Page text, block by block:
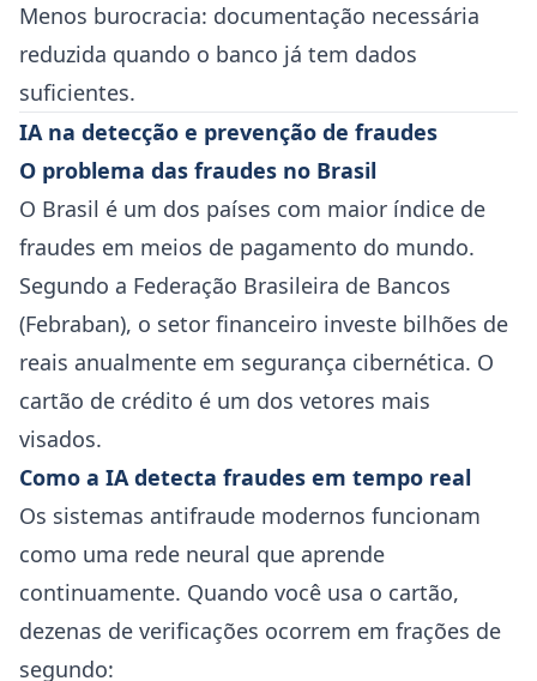
Menos burocracia: documentação necessária
reduzida quando o banco já tem dados
suficientes.
IA na detecção e prevenção de fraudes
O problema das fraudes no Brasil
O Brasil é um dos países com maior índice de
fraudes em meios de pagamento do mundo.
Segundo a Federação Brasileira de Bancos
(Febraban), o setor financeiro investe bilhões de
reais anualmente em segurança cibernética. O
cartão de crédito é um dos vetores mais
visados.
Como a IA detecta fraudes em tempo real
Os sistemas antifraude modernos funcionam
como uma rede neural que aprende
continuamente. Quando você usa o cartão,
dezenas de verificações ocorrem em frações de
segundo: